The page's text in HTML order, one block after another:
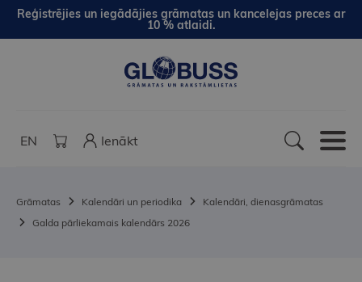
Reģistrējies un iegādājies grāmatas un kancelejas preces ar
10 % atlaidi.
EN Ienākt
Grāmatas Kalendāri un periodika
Kalendāri, dienasgrāmatas
Galda pārliekamais kalendārs 2026